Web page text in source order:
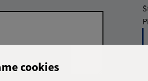
cookies